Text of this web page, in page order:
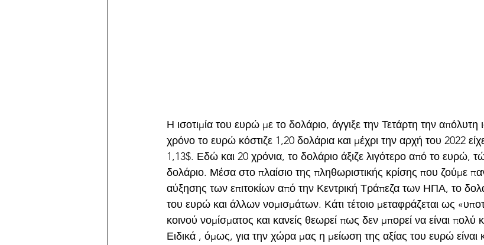
Η ισοτιμία του ευρώ με το δολάριο, άγγιξε την Τετάρτη την απόλυτη
χρόνο το ευρώ κόστιζε 1,20 δολάρια και μέχρι την αρχή του 2022
1,13$. Εδώ και 20 χρόνια, το δολάριο άξιζε λιγότερο από το ευρώ,
δολάριο. Μέσα στο πλαίσιο της πληθωριστικής κρίσης που ζούμε
αύξησης των επιτοκίων από την Κεντρική Τράπεζα των ΗΠΑ, το
του ευρώ και άλλων νομισμάτων. Κάτι τέτοιο μεταφράζεται ως
κοινού νομίσματος και κανείς θεωρεί πως δεν μπορεί να είναι πολύ
Ειδικά , όμως, για την χώρα μας η μείωση της αξίας του ευρώ είναι